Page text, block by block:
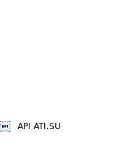
API ATI.SU